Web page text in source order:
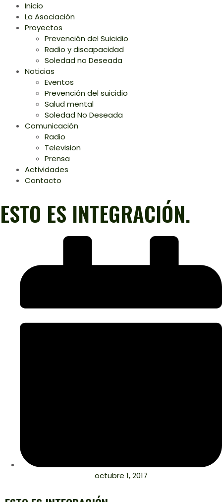
Inicio
La Asociación
Proyectos
Prevención del Suicidio
Radio y discapacidad
Soledad no Deseada
Noticias
Eventos
Prevención del suicidio
Salud mental
Soledad No Deseada
Comunicación
Radio
Television
Prensa
Actividades
Contacto
ESTO ES INTEGRACIÓN.
octubre 1, 2017